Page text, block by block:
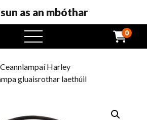
as an mbóthar
roghchlár
oscailte
0
Ceannlampaí Harley
gluaisrothar laethúil